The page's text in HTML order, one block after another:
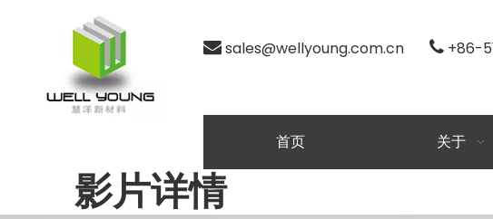
 sales@wellyoung.com.cn  +86-
首页 关于
影片详情